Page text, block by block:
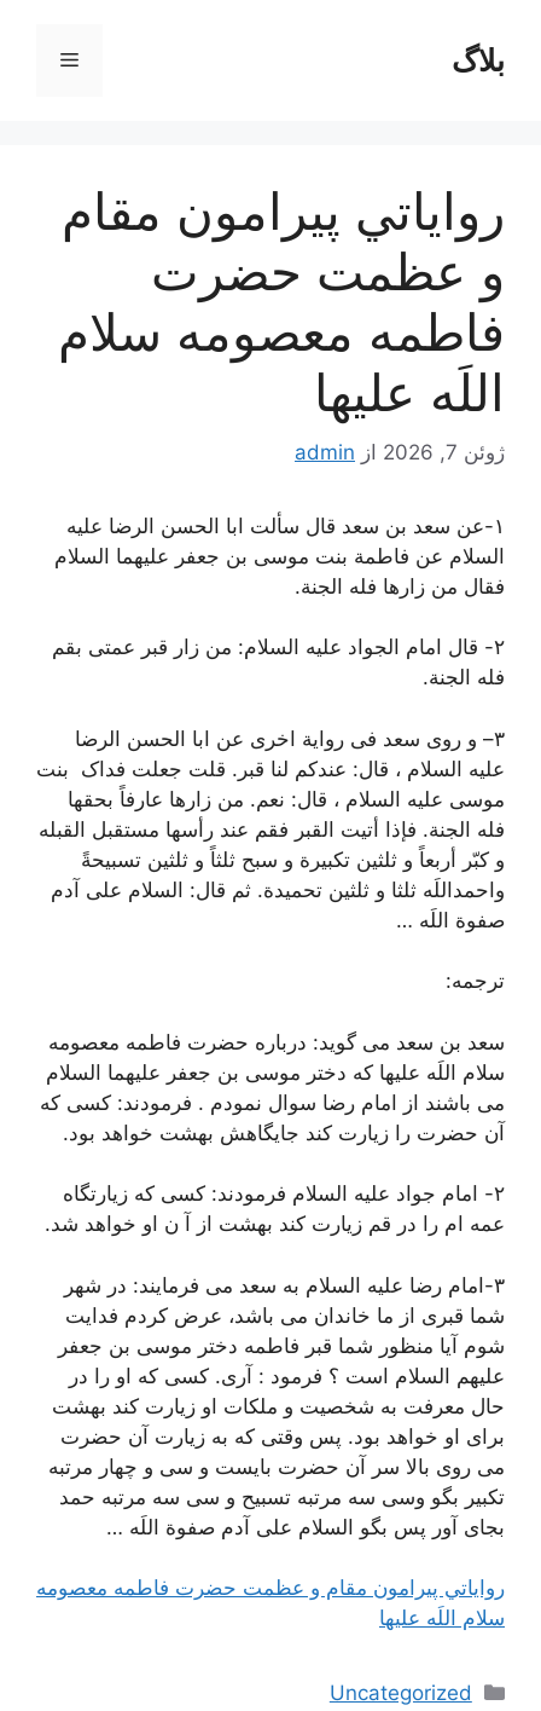
محتوابلاگ فهرست
رواياتي پيرامون مقام
و عظمت حضرت
فاطمه معصومه سلام
اللَه عليها
ژوئن 7, 2026 از admin
١- عن سعد بن سعد قال سألت ابا الحسن الرضا علیه
السلام عن فاطمة بنت موسی بن جعفر علیهما السلام
فقال من زارها فله الجنة.
٢- قال امام الجواد علیه السلام: من زار قبر عمتی بقم
فله الجنة.
٣– و روی سعد فی روایة اخری عن ابا الحسن الرضا
علیه السلام ، قال: عندکم لنا قبر. قلت جعلت فداک بنت
موسی علیه السلام ، قال: نعم. من زارها عارفاً بحقها
فله الجنة. فإذا أتیت القبر فقم عند رأسها مستقبل القبله
و کبّر أربعاً و ثلثین تکبیرة و سبح ثلثاً و ثلثین تسبیحةً
واحمداللَه ثلثا و ثلثین تحمیدة. ثم قال: السلام علی آدم
صفوة اللَه …
ترجمه:
سعد بن سعد می گوید: درباره حضرت فاطمه معصومه
سلام اللَه علیها که دختر موسی بن جعفر علیهما السلام
می باشند از امام رضا سوال نمودم . فرمودند: کسی که
آن حضرت را زیارت کند جایگاهش بهشت خواهد بود.
٢- امام جواد علیه السلام فرمودند: کسی که زیارتگاه
عمه ام را در قم زیارت کند بهشت از آ ن او خواهد شد.
٣-امام رضا علیه السلام به سعد می فرمایند: در شهر
شما قبری از ما خاندان می باشد، عرض کردم فدایت
شوم آیا منظور شما قبر فاطمه دختر موسی بن جعفر
علیهم السلام است ؟ فرمود : آری. کسی که او را در
حال معرفت به شخصیت و ملکات او زیارت کند بهشت
برای او خواهد بود. پس وقتی که به زیارت آن حضرت
می روی بالا سر آن حضرت بایست و سی و چهار مرتبه
تکبیر بگو وسی سه مرتبه تسبیح و سی سه مرتبه حمد
بجای آور پس بگو السلام علی آدم صفوة اللَه …
رواياتي پيرامون مقام و عظمت حضرت فاطمه معصومه
سلام اللَه عليها
دسته‌ها
Uncategorized